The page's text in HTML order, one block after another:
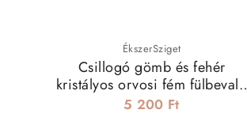
ÉkszerSziget
Csillogó gömb és fehér
kristályos orvosi fém fülbevaló
szett
5 200 Ft